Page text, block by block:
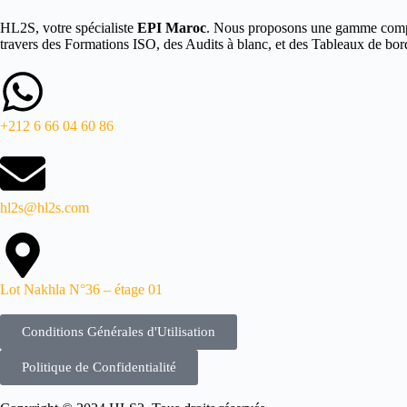
HL2S, votre spécialiste EPI Maroc. Nous proposons une gamme
travers des Formations ISO, des Audits à blanc, et des Tableaux de
+212 6 66 04 60 86
hl2s@hl2s.com
Lot Nakhla N°36 – étage 01
Conditions Générales d'Utilisation
Politique de Confidentialité